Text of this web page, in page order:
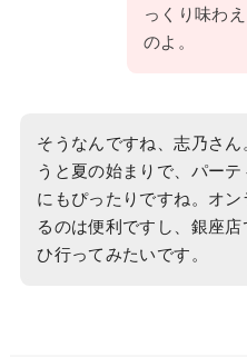
っくり味わ
のよ。
そうなんですね、志乃さん
うと夏の始まりで、パー
にもぴったりですね。オン
るのは便利ですし、銀座
ひ行ってみたいです。